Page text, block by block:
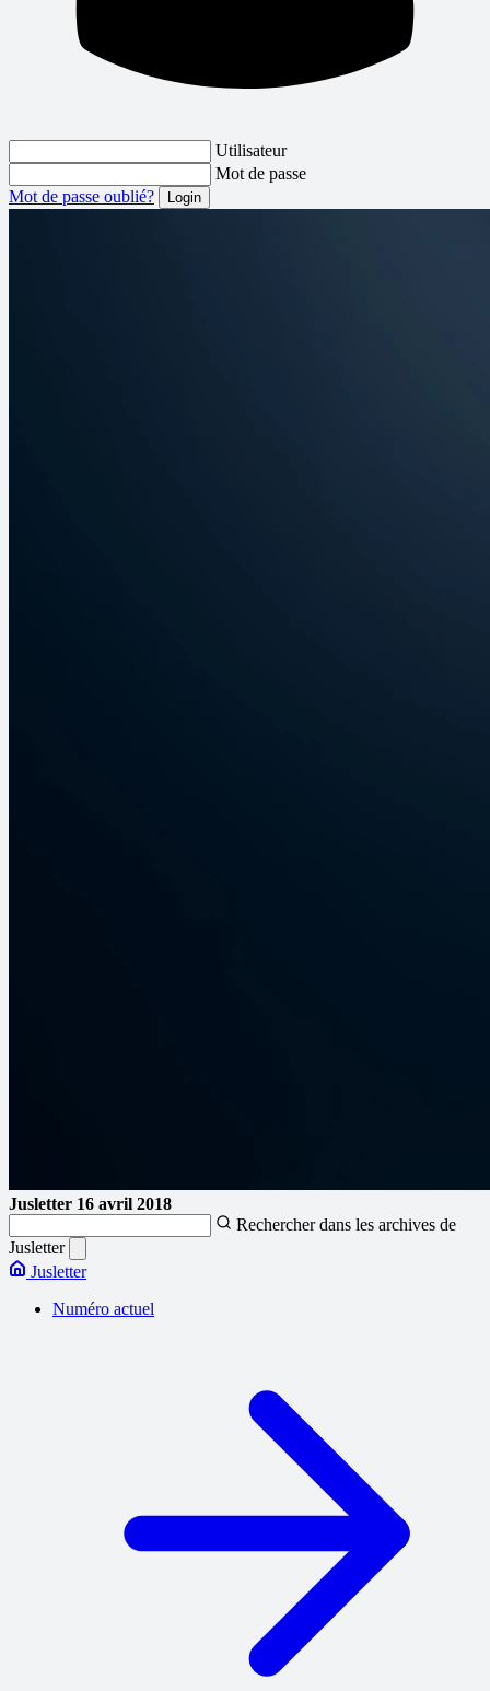
Utilisateur
Mot de passe
Mot de passe oublié?
Jusletter 16 avril 2018
Rechercher dans les archives de
Jusletter
Jusletter
Numéro actuel